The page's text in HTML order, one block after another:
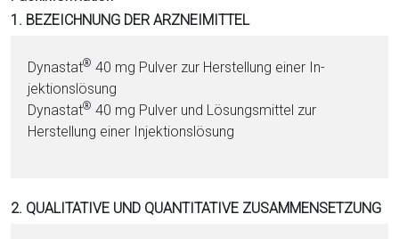
1. BEZEICHNUNG DER ARZNEIMITTEL
Dynastat® 40 mg Pul­ver zur Herstellung ei­ner In­
jektionslösung
Dynastat® 40 mg Pul­ver und Lö­sungs­mit­tel zur
Herstellung ei­ner In­jektionslösung
2. QUALITATIVE UND QUANTITATIVE ZUSAMMENSETZUNG